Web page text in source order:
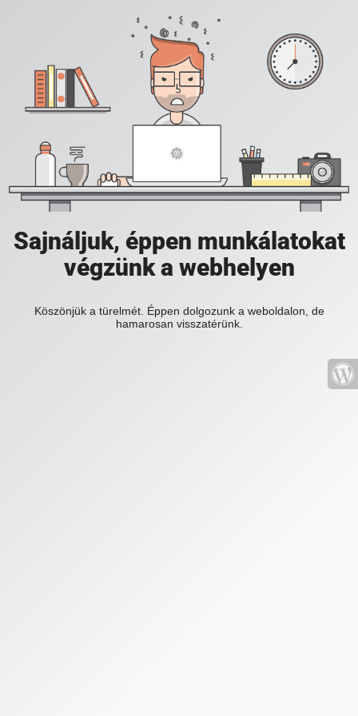
Sajnáljuk, éppen munkálatokat
végzünk a webhelyen
Köszönjük a türelmét. Éppen dolgozunk a weboldalon, de
hamarosan visszatérünk.